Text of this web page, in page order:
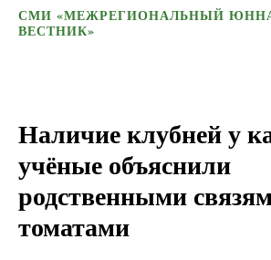
СМИ «МЕЖРЕГИОНАЛЬНЫЙ
ВЕСТНИК»
Наличие клубней у
учёные объяснили
родственными
томатами